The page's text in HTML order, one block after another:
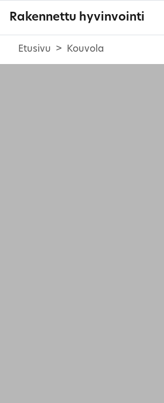
Rakennettu hyvinvointi
Etusivu Kouvola